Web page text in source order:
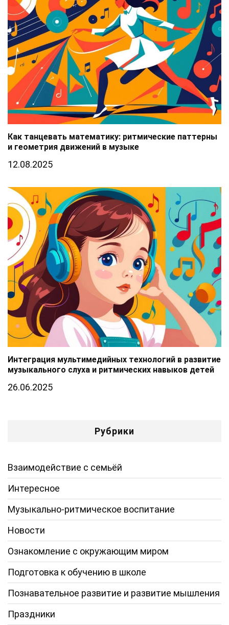
Как танцевать математику: ритмические паттерны
и геометрия движений в музыке
12.08.2025
Интеграция мультимедийных технологий в развитие
музыкального слуха и ритмических навыков детей
26.06.2025
Рубрики
Взаимодействие с семьёй
Интересное
Музыкально-ритмическое воспитание
Новости
Ознакомление с окружающим миром
Подготовка к обучению в школе
Познавательное развитие и развитие мышления
Праздники